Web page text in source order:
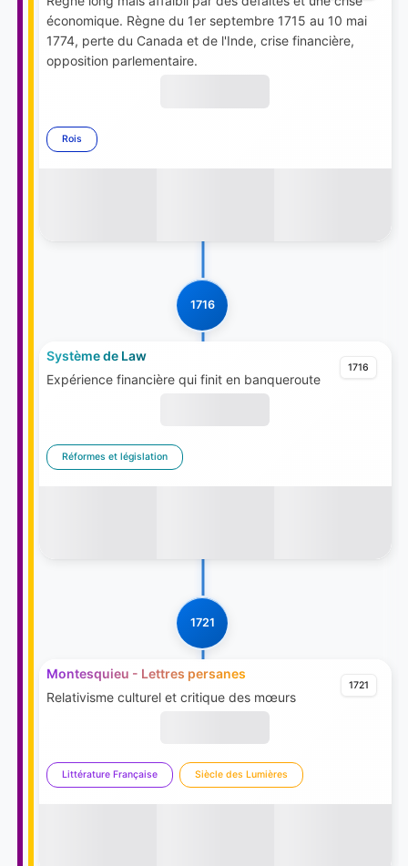
économique. Règne du 1er septembre 1715 au 10 mai
1774, perte du Canada et de l'Inde, crise financière,
opposition parlementaire.
Rois
1716
1716
Système de Law
Expérience financière qui finit en banqueroute
Réformes et législation
1721
1721
Montesquieu - Lettres persanes
Relativisme culturel et critique des mœurs
Littérature Française Siècle des Lumières